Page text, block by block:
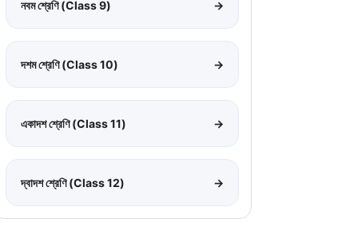
নবম শ্রেণি (Class 9) →
দশম শ্রেণি (Class 10) →
একাদশ শ্রেণি (Class 11) →
দ্বাদশ শ্রেণি (Class 12) →